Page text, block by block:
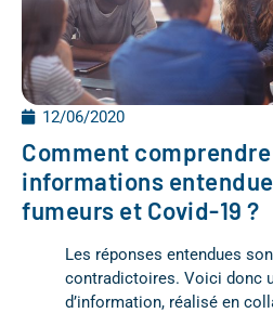
12/06/2020
Comment
informations
fumeurs et Covid-19 ?
Les réponses entendues
contradictoires. Voici donc
d’information, réalisé en